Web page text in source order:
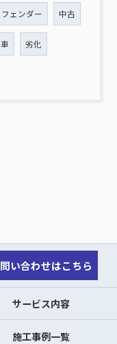
フェンダー 中古
劣化
い合わせはこちら
サービス内容
施工事例一覧